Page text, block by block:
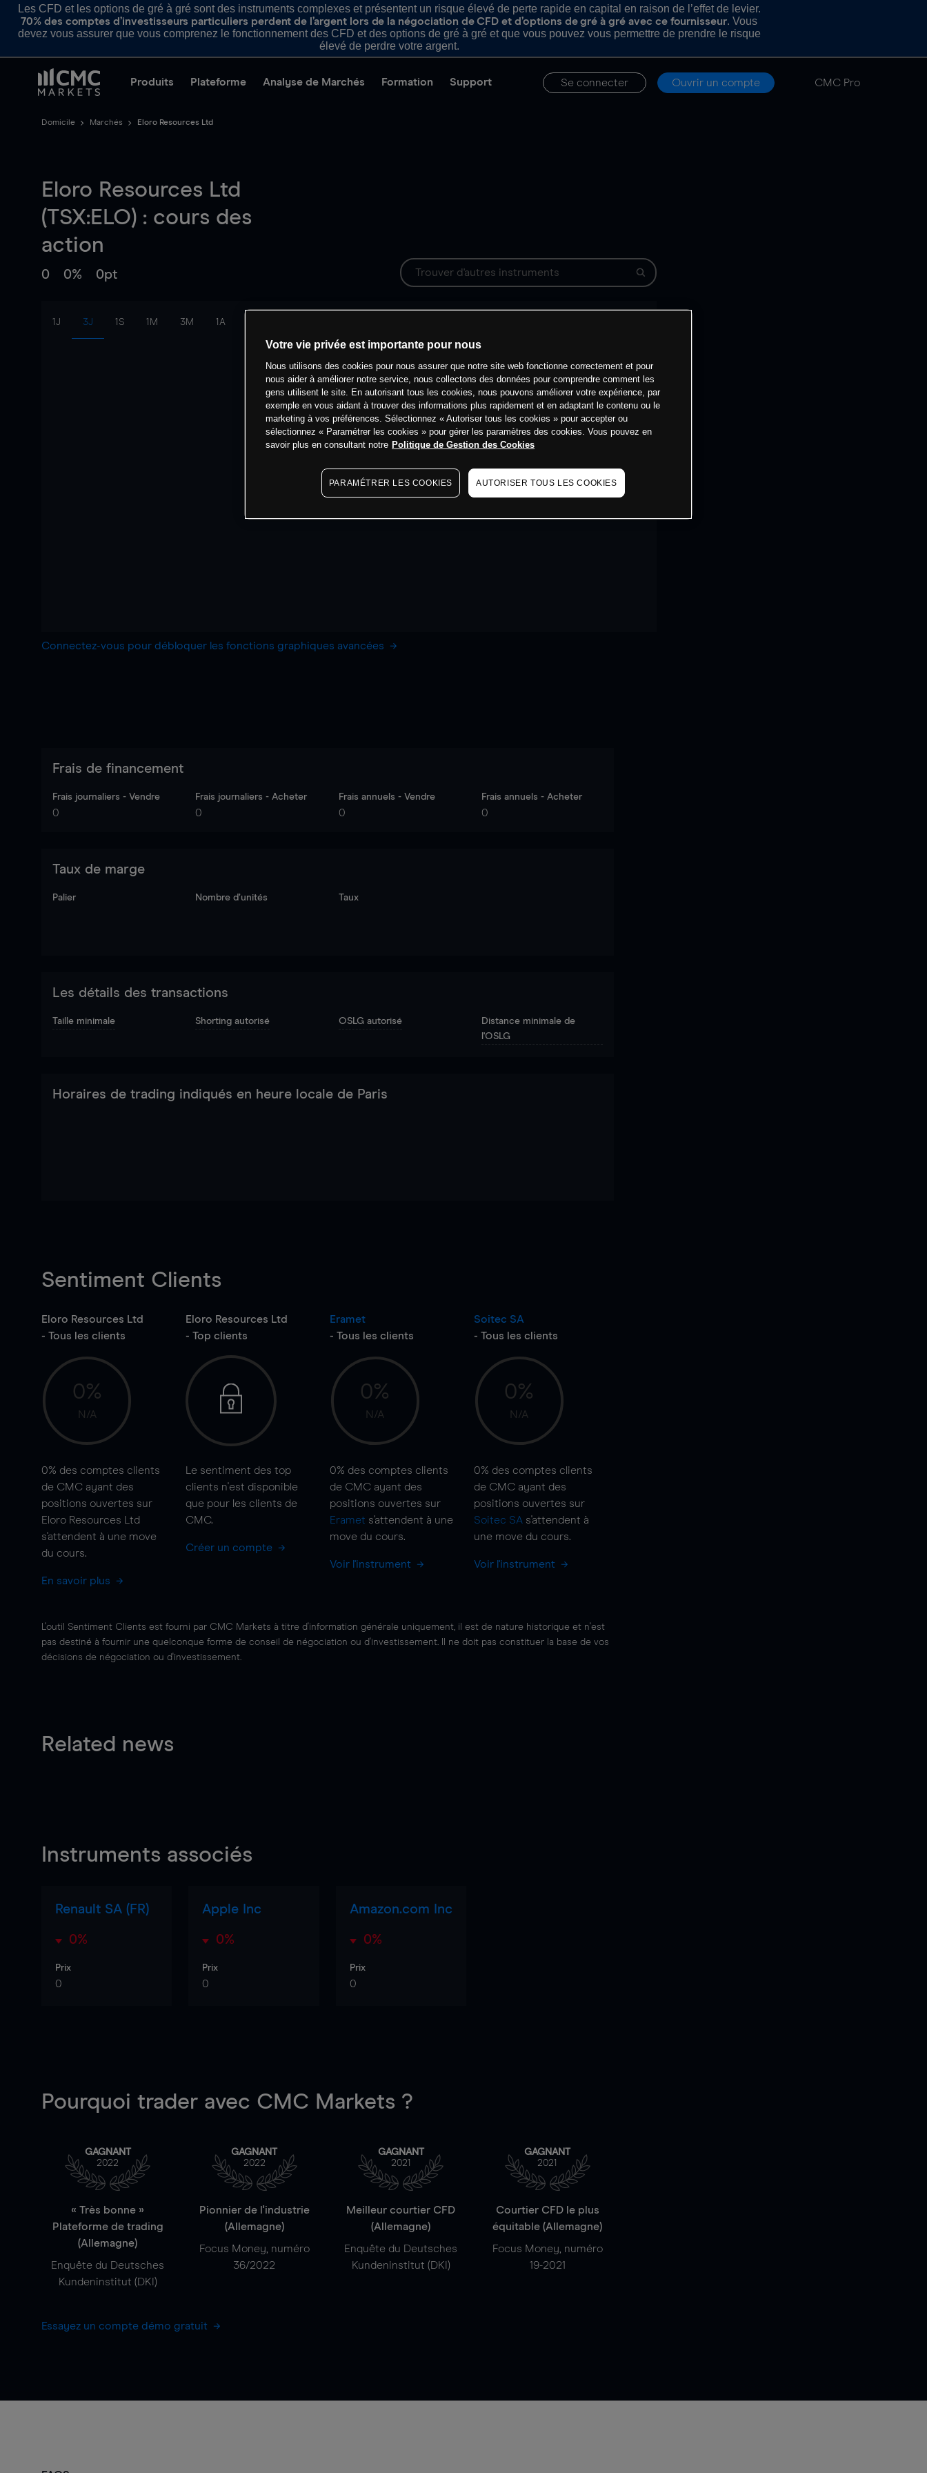
Les CFD et les options de gré à gré sont des instruments complexes et présentent un risque élevé de perte rapide en capital en raison de l’effet de levier.
70% des comptes d’investisseurs particuliers perdent de l’argent lors de la négociation de CFD et d’options de gré à gré avec ce fournisseur. Vous
devez vous assurer que vous comprenez le fonctionnement des CFD et des options de gré à gré et que vous pouvez vous permettre de prendre le risque
élevé de perdre votre argent.
Produits Plateforme Analyse de Marchés Formation Support Se connecter Ouvrir un compte CMC Pro
Domicile Marchés Eloro Resources Ltd
Eloro Resources Ltd
(TSX:ELO) : cours des
action
0 0% 0pt
1J 3J 1S 1M 3M 1A
Connectez-vous pour débloquer les fonctions graphiques avancées
Frais de financement
Frais journaliers - Vendre
0
Frais journaliers - Acheter
0
Frais annuels - Vendre
0
Frais annuels - Acheter
0
Taux de marge
Palier Nombre d’unités Taux
Les détails des transactions
Taille minimale Shorting autorisé OSLG autorisé
Distance minimale de
l'OSLG
Horaires de trading indiqués en heure locale de Paris
Sentiment Clients
Eloro Resources Ltd
- Tous les clients
0%
N/A
0% des comptes clients
de CMC ayant des
positions ouvertes sur
Eloro Resources Ltd
s'attendent à une move
du cours.
En savoir plus
Eloro Resources Ltd
- Top clients
Le sentiment des top
clients n'est disponible
que pour les clients de
CMC.
Créer un compte
Eramet
- Tous les clients
0%
N/A
0% des comptes clients
de CMC ayant des
positions ouvertes sur
Eramet s'attendent à une
move du cours.
Voir l'instrument
Soitec SA
- Tous les clients
0%
N/A
0% des comptes clients
de CMC ayant des
positions ouvertes sur
Soitec SA s'attendent à
une move du cours.
Voir l'instrument
L'outil Sentiment Clients est fourni par CMC Markets à titre d'information générale uniquement, il est de nature historique et n'est
pas destiné à fournir une quelconque forme de conseil de négociation ou d'investissement. Il ne doit pas constituer la base de vos
décisions de négociation ou d'investissement.
Related news
Instruments associés
Renault SA (FR)
0%
Prix
0
Apple Inc
0%
Prix
0
Amazon.com Inc
0%
Prix
0
Pourquoi trader avec CMC Markets ?
GAGNANT
2022
« Très bonne »
Plateforme de trading
(Allemagne)
Enquête du Deutsches
Kundeninstitut (DKI)
GAGNANT
2022
Pionnier de l'industrie
(Allemagne)
Focus Money, numéro
36/2022
GAGNANT
2021
Meilleur courtier CFD
(Allemagne)
Enquête du Deutsches
Kundeninstitut (DKI)
GAGNANT
2021
Courtier CFD le plus
équitable (Allemagne)
Focus Money, numéro
19-2021
Essayez un compte démo gratuit
Votre vie privée est importante pour nous
Nous utilisons des cookies pour nous assurer que notre site web fonctionne correctement et pour
nous aider à améliorer notre service, nous collectons des données pour comprendre comment les
gens utilisent le site. En autorisant tous les cookies, nous pouvons améliorer votre expérience, par
exemple en vous aidant à trouver des informations plus rapidement et en adaptant le contenu ou le
marketing à vos préférences. Sélectionnez « Autoriser tous les cookies » pour accepter ou
sélectionnez « Paramétrer les cookies » pour gérer les paramètres des cookies. Vous pouvez en
savoir plus en consultant notre Politique de Gestion des Cookies
PARAMÉTRER LES COOKIES AUTORISER TOUS LES COOKIES